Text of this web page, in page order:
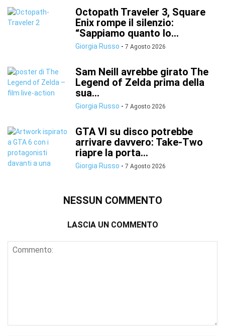
Octopath Traveler 3, Square
Enix rompe il silenzio:
“Sappiamo quanto lo...
Giorgia Russo - 7 Agosto 2026
Sam Neill avrebbe girato The
Legend of Zelda prima della
sua...
Giorgia Russo - 7 Agosto 2026
GTA VI su disco potrebbe
arrivare davvero: Take-Two
riapre la porta...
Giorgia Russo - 7 Agosto 2026
NESSUN COMMENTO
LASCIA UN COMMENTO